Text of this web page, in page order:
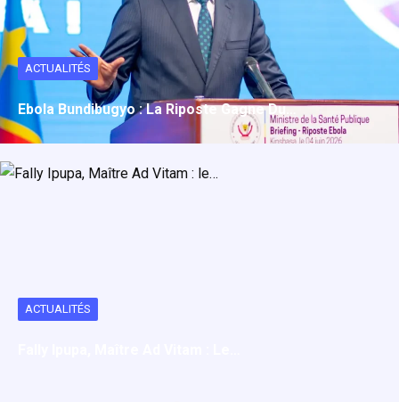
p
p
a
g
e
ACTUALITÉS
Ebola Bundibugyo : La Riposte Gagne Du…
ACTUALITÉS